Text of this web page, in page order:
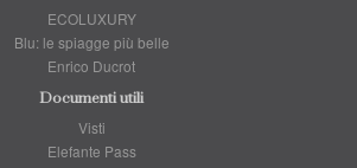
ECOLUXURY
Blu: le spiagge più belle
Enrico Ducrot
Documenti utili
Visti
Elefante Pass